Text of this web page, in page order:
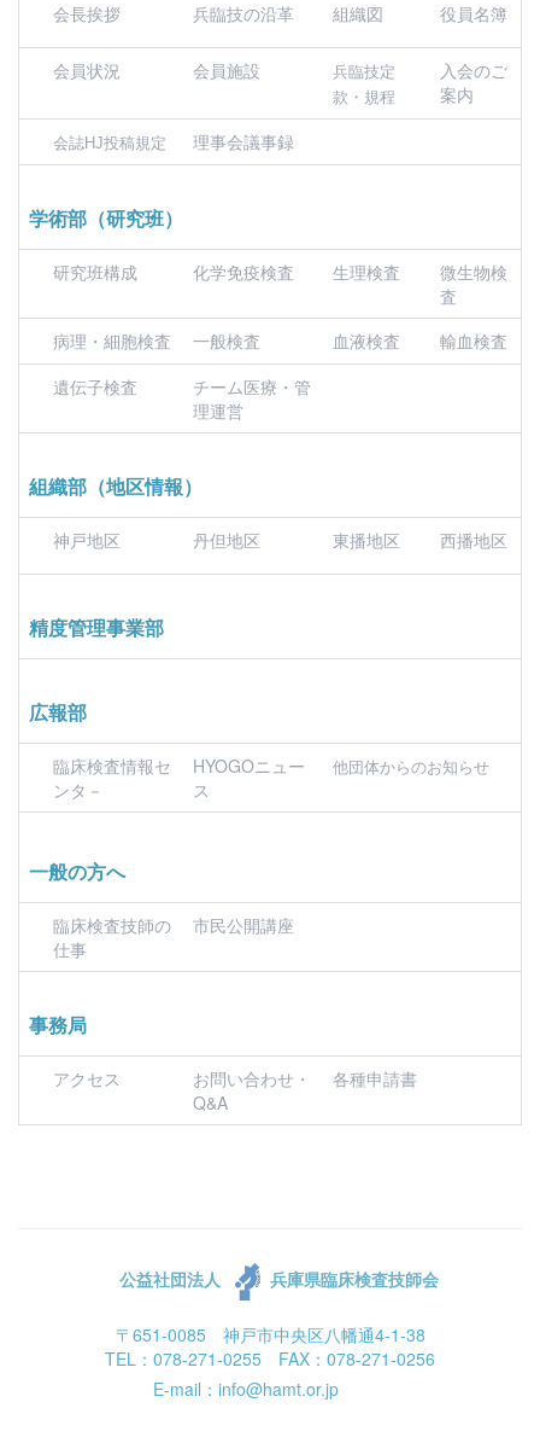
会長挨拶 兵臨技の沿革 組織図 役員名簿
会員状況 会員施設
兵臨技定
款・規程
入会のご
案内
会誌HJ投稿規定 理事会議事録
学術部（研究班）
研究班構成 化学免疫検査 生理検査
微生物検
査
病理・細胞検査
一般検査 血液検査
輸血検査
遺伝子検査
チーム医療・管
理運営
組織部（地区情報）
神戸地区 丹但地区 東播地区 西播地区
精度管理事業部
広報部
臨床検査情報セ
ンタ－
HYOGOニュー
ス
他団体からのお知らせ
一般の方へ
臨床検査技師の
仕事
市民公開講座
事務局
アクセス
お問い合わせ・
Q&A
各種申請書
公益社団法人 兵庫県臨床検査技師会
〒651-0085 神戸市中央区八幡通4-1-38
TEL：078-271-0255 FAX：078-271-0256
E-mail：info@hamt.or.jp